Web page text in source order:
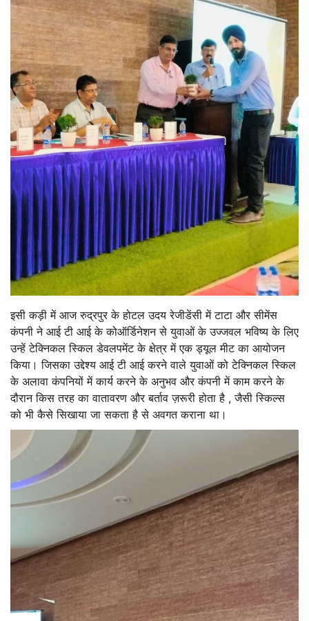
इसी कड़ी में आज रुद्रपुर के होटल उदय रेजीडेंसी में टाटा और सीमेंस
कंपनी ने आई टी आई के कोऑर्डिनेशन से युवाओं के उज्जवल भविष्य के लिए
उन्हें टेक्निकल स्किल डेवलपमेंट के क्षेत्र में एक ड्यूल मीट का आयोजन
किया। जिसका उद्देश्य आई टी आई करने वाले युवाओं को टेक्निकल स्किल
के अलावा कंपनियों में कार्य करने के अनुभव और कंपनी में काम करने के
दौरान किस तरह का वातावरण और बर्ताव ज़रूरी होता है , जैसी स्किल्स
को भी कैसे सिखाया जा सकता है से अवगत कराना था।